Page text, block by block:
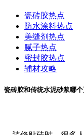
瓷砖胶热点
防水涂料热点
美缝剂热点
腻子热点
密封胶热点
辅材攻略
瓷砖胶和传统水泥砂浆哪个